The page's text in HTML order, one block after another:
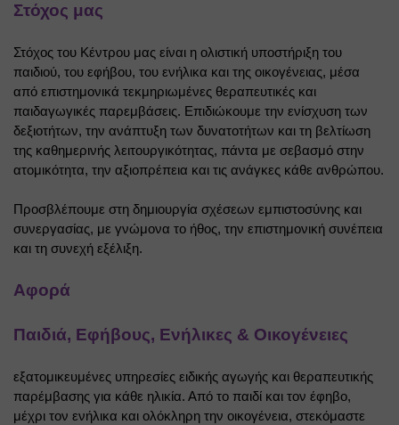
Στόχος μας
Στόχος του Κέντρου μας είναι η ολιστική υποστήριξη του
παιδιού, του εφήβου, του ενήλικα και της οικογένειας, μέσα
από επιστημονικά τεκμηριωμένες θεραπευτικές και
παιδαγωγικές παρεμβάσεις. Επιδιώκουμε την ενίσχυση των
δεξιοτήτων, την ανάπτυξη των δυνατοτήτων και τη βελτίωση
της καθημερινής λειτουργικότητας, πάντα με σεβασμό στην
ατομικότητα, την αξιοπρέπεια και τις ανάγκες κάθε ανθρώπου.
Προσβλέπουμε στη δημιουργία σχέσεων εμπιστοσύνης και
συνεργασίας, με γνώμονα το ήθος, την επιστημονική συνέπεια
και τη συνεχή εξέλιξη.
Αφορά
Παιδιά, Εφήβους, Ενήλικες & Οικογένειες
εξατομικευμένες υπηρεσίες ειδικής αγωγής και θεραπευτικής
παρέμβασης για κάθε ηλικία. Από το παιδί και τον έφηβο,
μέχρι τον ενήλικα και ολόκληρη την οικογένεια, στεκόμαστε